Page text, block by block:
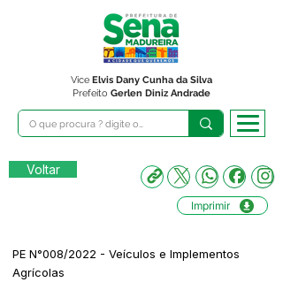
Prefeito Gerlen Diniz Andrade
Vice Elvis Dany Cunha da Silva
Voltar
Imprimir
PE N°008/2022 - Veículos e Implementos
Agrícolas